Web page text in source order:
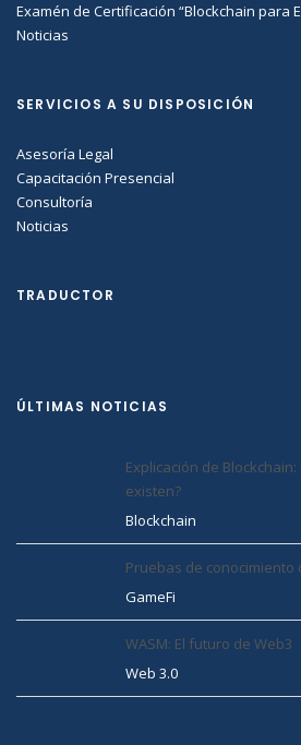
Examén de Certificación “Blockchain para
Noticias
SERVICIOS A SU DISPOSICIÓN
Asesoría Legal
Capacitación Presencial
Consultoría
Noticias
TRADUCTOR
ÚLTIMAS NOTICIAS
Explicación de
existen?
Blockchain
Pruebas de conocimiento
GameFi
WASM: El futuro de Web3
Web 3.0